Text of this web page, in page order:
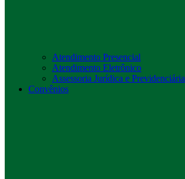
Atendimento Presencial
Atendimento Eletrônico
Assessoria Jurídica e Previdenciária
Convênios